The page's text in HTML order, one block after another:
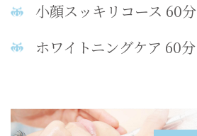
小顔スッキリコース 60分
ホワイトニングケア 60分